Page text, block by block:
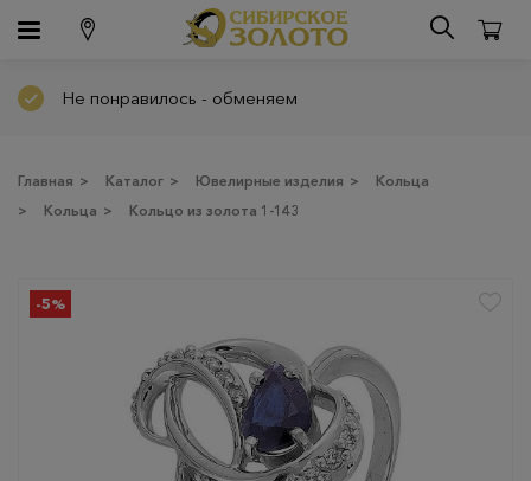
Не понравилось - обменяем
Главная > Каталог > Ювелирные изделия >
Кольца
>
Кольца > Кольцо из золота 1-143
-5%